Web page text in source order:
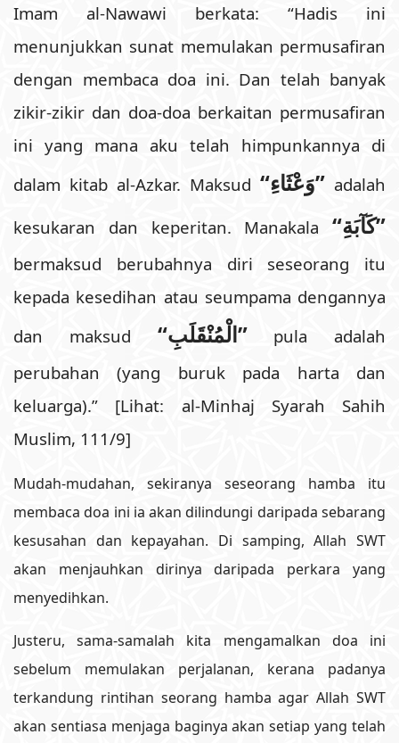
Imam al-Nawawi berkata: “Hadis ini
menunjukkan sunat memulakan permusafiran
dengan membaca doa ini. Dan telah banyak
zikir-zikir dan doa-doa berkaitan permusafiran
ini yang mana aku telah himpunkannya di
dalam kitab al-Azkar. Maksud
“وَعْثَاءِ” adalah
kesukaran dan keperitan. Manakala
“كَآبَةِ”
bermaksud berubahnya diri seseorang itu
kepada kesedihan atau seumpama dengannya
dan maksud
“الْمُنْقَلَبِ”pula adalah
perubahan (yang buruk pada harta dan
keluarga).” [Lihat: al-Minhaj Syarah Sahih
Muslim, 111/9]
Mudah-mudahan, sekiranya seseorang hamba itu
membaca doa ini ia akan dilindungi daripada sebarang
kesusahan dan kepayahan. Di samping, Allah SWT
akan menjauhkan dirinya daripada perkara yang
menyedihkan.
Justeru, sama-samalah kita mengamalkan doa ini
sebelum memulakan perjalanan, kerana padanya
terkandung rintihan seorang hamba agar Allah SWT
akan sentiasa menjaga baginya akan setiap yang telah